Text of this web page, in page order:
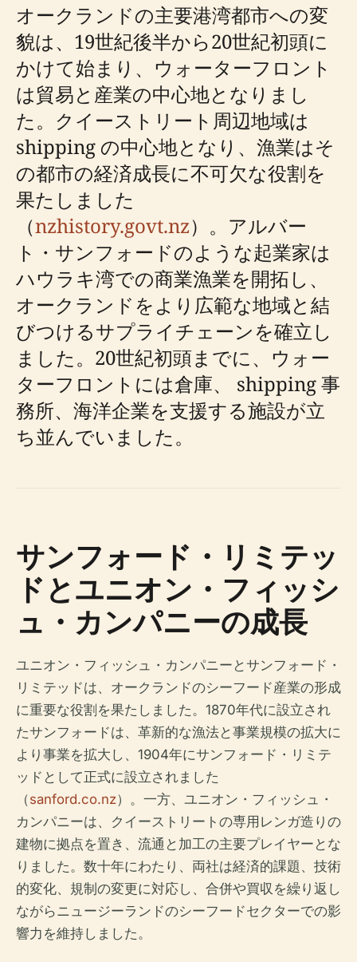
オークランドの主要港湾都市への変
貌は、19世紀後半から20世紀初頭に
かけて始まり、ウォーターフロント
は貿易と産業の中心地となりまし
た。クイーストリート周辺地域は
shipping の中心地となり、漁業はそ
の都市の経済成長に不可欠な役割を
果たしました
（nzhistory.govt.nz）。アルバー
ト・サンフォードのような起業家は
ハウラキ湾での商業漁業を開拓し、
オークランドをより広範な地域と結
びつけるサプライチェーンを確立し
ました。20世紀初頭までに、ウォー
ターフロントには倉庫、 shipping 事
務所、海洋企業を支援する施設が立
ち並んでいました。
サンフォード・リミテッ
ドとユニオン・フィッシ
ュ・カンパニーの成長
ユニオン・フィッシュ・カンパニーとサンフォード・
リミテッドは、オークランドのシーフード産業の形成
に重要な役割を果たしました。1870年代に設立され
たサンフォードは、革新的な漁法と事業規模の拡大に
より事業を拡大し、1904年にサンフォード・リミテ
ッドとして正式に設立されました
（sanford.co.nz）。一方、ユニオン・フィッシュ・
カンパニーは、クイーストリートの専用レンガ造りの
建物に拠点を置き、流通と加工の主要プレイヤーとな
りました。数十年にわたり、両社は経済的課題、技術
的変化、規制の変更に対応し、合併や買収を繰り返し
ながらニュージーランドのシーフードセクターでの影
響力を維持しました。